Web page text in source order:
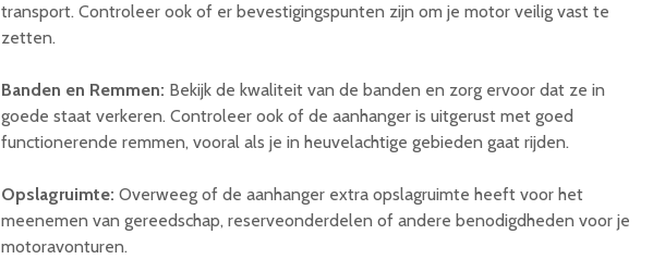
transport. Controleer ook of er bevestigingspunten zijn om je motor veilig vast te
zetten.
Banden en Remmen: Bekijk de kwaliteit van de banden en zorg ervoor dat ze in
goede staat verkeren. Controleer ook of de aanhanger is uitgerust met goed
functionerende remmen, vooral als je in heuvelachtige gebieden gaat rijden.
Opslagruimte: Overweeg of de aanhanger extra opslagruimte heeft voor het
meenemen van gereedschap, reserveonderdelen of andere benodigdheden voor je
motoravonturen.